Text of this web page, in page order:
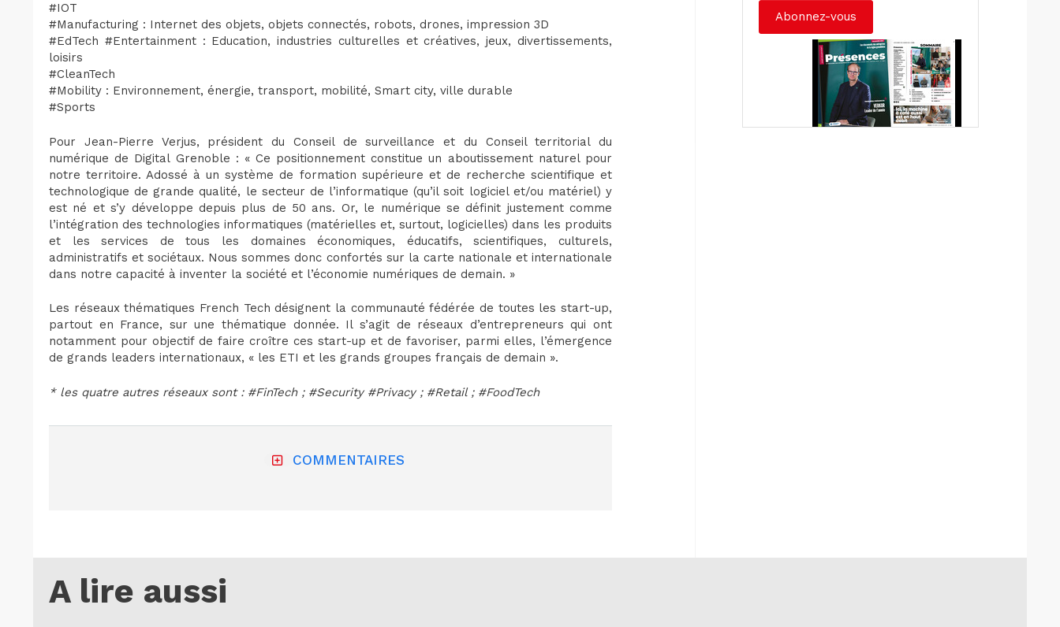
#IOT
#Manufacturing : Internet des objets, objets connectés, robots, drones, impression 3D
#EdTech #Entertainment : Education, industries culturelles et créatives, jeux, divertissements,
loisirs
#CleanTech
#Mobility : Environnement, énergie, transport, mobilité, Smart city, ville durable
#Sports
Pour Jean-Pierre Verjus, président du Conseil de surveillance et du Conseil territorial du
numérique de Digital Grenoble : « Ce positionnement constitue un aboutissement naturel pour
notre territoire. Adossé à un système de formation supérieure et de recherche scientifique et
technologique de grande qualité, le secteur de l’informatique (qu’il soit logiciel et/ou matériel) y
est né et s’y développe depuis plus de 50 ans. Or, le numérique se définit justement comme
l’intégration des technologies informatiques (matérielles et, surtout, logicielles) dans les produits
et les services de tous les domaines économiques, éducatifs, scientifiques, culturels,
administratifs et sociétaux. Nous sommes donc confortés sur la carte nationale et internationale
dans notre capacité à inventer la société et l’économie numériques de demain. »
Les réseaux thématiques French Tech désignent la communauté fédérée de toutes les start-up,
partout en France, sur une thématique donnée. Il s’agit de réseaux d’entrepreneurs qui ont
notamment pour objectif de faire croître ces start-up et de favoriser, parmi elles, l’émergence
de grands leaders internationaux, « les ETI et les grands groupes français de demain ».
* les quatre autres réseaux sont : #FinTech ; #Security #Privacy ; #Retail ; #FoodTech
COMMENTAIRES
Abonnez-vous
A lire aussi